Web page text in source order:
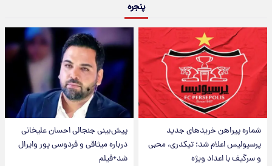
پنجره
شماره پیراهن خریدهای جدید
پرسپولیس اعلام شد؛ تیکدری، محبی
و سرگیف با اعداد ویژه
پیش‌بینی جنجالی احسان علیخانی
درباره میثاقی و فردوسی پور وایرال
شد+فیلم